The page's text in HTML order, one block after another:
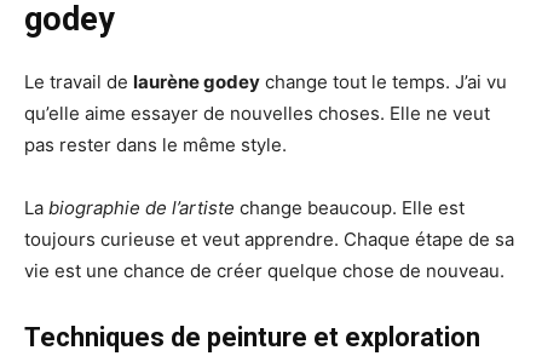
godey
Le travail de laurène godey change tout le temps. J’ai vu
qu’elle aime essayer de nouvelles choses. Elle ne veut
pas rester dans le même style.
La biographie de l’artiste change beaucoup. Elle est
toujours curieuse et veut apprendre. Chaque étape de sa
vie est une chance de créer quelque chose de nouveau.
Techniques de peinture et exploration